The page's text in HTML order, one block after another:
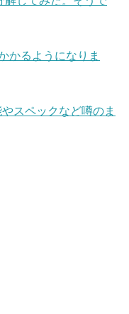
かるようになりま
スペックなど噂のま